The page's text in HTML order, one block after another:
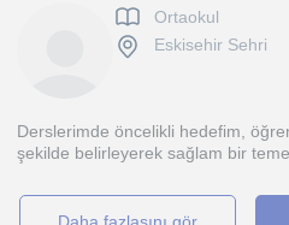
Ortaokul
Eskisehir Sehri
Derslerimde öncelikli hedefim,
şekilde belirleyerek sağlam bir